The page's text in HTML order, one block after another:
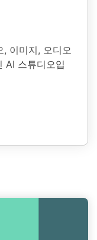
이미지, 오디오
AI 스튜디오입